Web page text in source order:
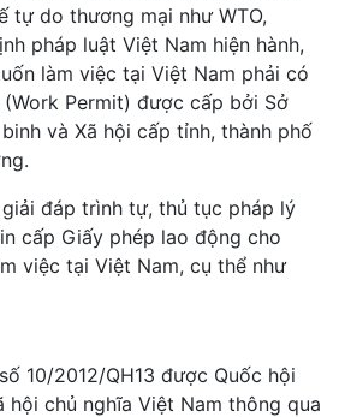
tự do thương mại như WTO,
pháp luật Việt Nam hiện hành,
làm việc tại Việt Nam phải có
Permit) được cấp bởi Sở
và Xã hội cấp tỉnh, thành phố
đáp trình tự, thủ tục pháp lý
cấp Giấy phép lao động cho
việc tại Việt Nam, cụ thể như
10/2012/QH13 được Quốc hội
hội chủ nghĩa Việt Nam thông qua